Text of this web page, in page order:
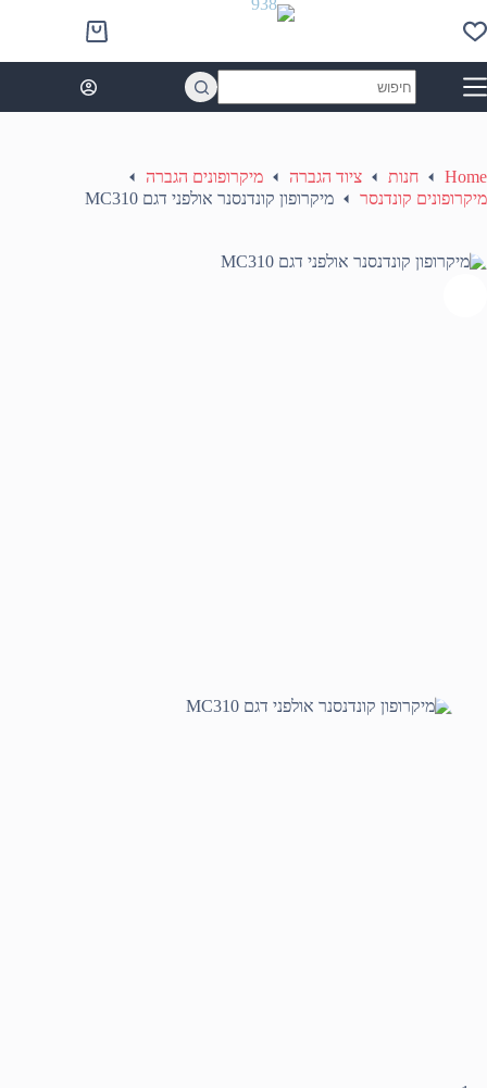
to
content
Shopping
cart
results
Home חנות ציוד הגברה
מיקרופונים הגברה
מיקרופונים קונדנסר
מיקרופון קונדנסנר אולפני דגם MC310